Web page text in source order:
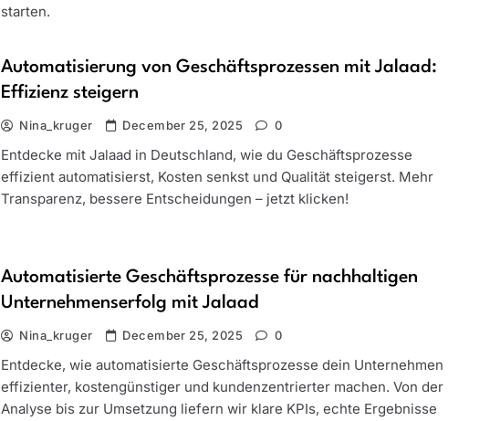
starten.
Automatisierung von Geschäftsprozessen mit Jalaad:
Effizienz steigern
Nina_kruger December 25, 2025 0
Entdecke mit Jalaad in Deutschland, wie du Geschäftsprozesse
effizient automatisierst, Kosten senkst und Qualität steigerst. Mehr
Transparenz, bessere Entscheidungen – jetzt klicken!
Automatisierte Geschäftsprozesse für nachhaltigen
Unternehmenserfolg mit Jalaad
Nina_kruger December 25, 2025 0
Entdecke, wie automatisierte Geschäftsprozesse dein Unternehmen
effizienter, kostengünstiger und kundenzentrierter machen. Von der
Analyse bis zur Umsetzung liefern wir klare KPIs, echte Ergebnisse